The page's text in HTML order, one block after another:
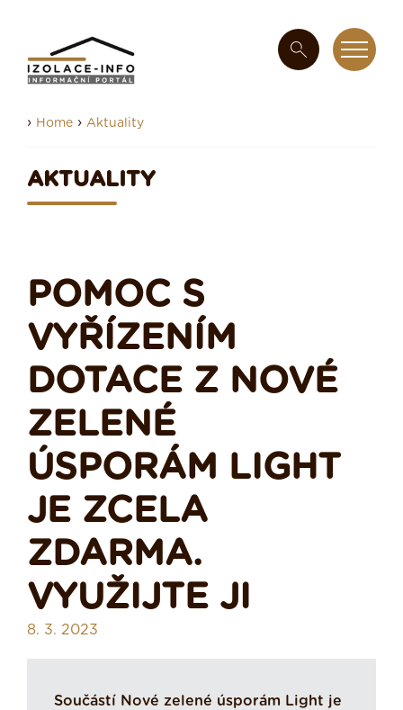
› Home › Aktuality
AKTUALITY
POMOC S
VYŘÍZENÍM
DOTACE Z NOVÉ
ZELENÉ
ÚSPORÁM LIGHT
JE ZCELA
ZDARMA.
VYUŽIJTE JI
8. 3. 2023
Součástí Nové zelené úsporám Light je